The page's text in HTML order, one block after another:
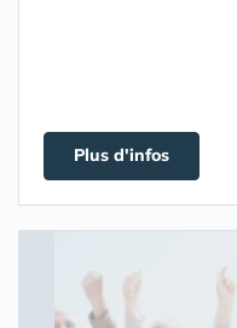
Plus d'infos